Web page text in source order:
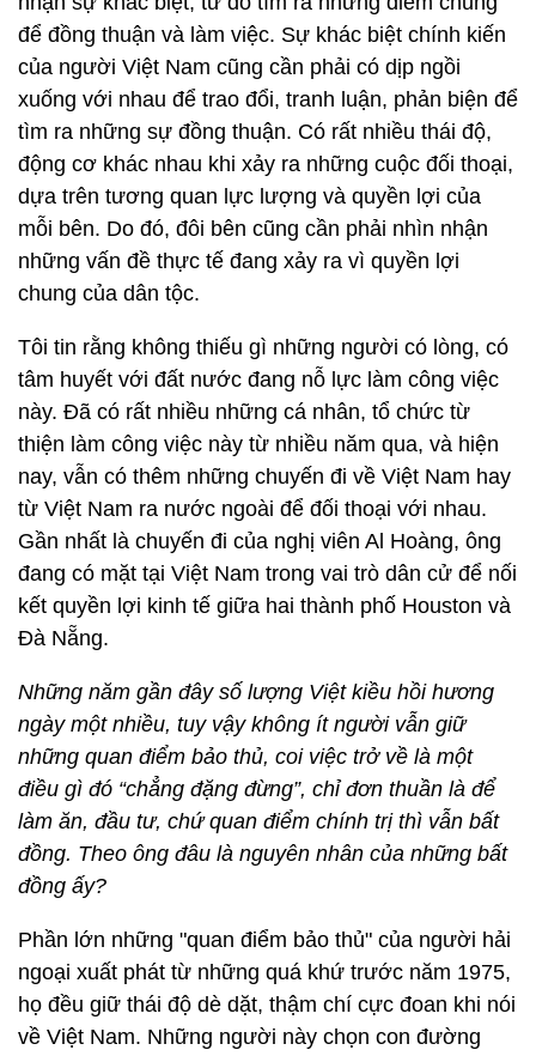
để đồng thuận và làm việc. Sự khác biệt chính kiến
của người Việt Nam cũng cần phải có dịp ngồi
xuống với nhau để trao đổi, tranh luận, phản biện để
tìm ra những sự đồng thuận. Có rất nhiều thái độ,
động cơ khác nhau khi xảy ra những cuộc đối thoại,
dựa trên tương quan lực lượng và quyền lợi của
mỗi bên. Do đó, đôi bên cũng cần phải nhìn nhận
những vấn đề thực tế đang xảy ra vì quyền lợi
chung của dân tộc.
Tôi tin rằng không thiếu gì những người có lòng, có
tâm huyết với đất nước đang nỗ lực làm công việc
này. Đã có rất nhiều những cá nhân, tổ chức từ
thiện làm công việc này từ nhiều năm qua, và hiện
nay, vẫn có thêm những chuyến đi về Việt Nam hay
từ Việt Nam ra nước ngoài để đối thoại với nhau.
Gần nhất là chuyến đi của nghị viên Al Hoàng, ông
đang có mặt tại Việt Nam trong vai trò dân cử để nối
kết quyền lợi kinh tế giữa hai thành phố Houston và
Đà Nẵng.
Những năm gần đây số lượng Việt kiều hồi hương
ngày một nhiều, tuy vậy không ít người vẫn giữ
những quan điểm bảo thủ, coi việc trở về là một
điều gì đó “chẳng đặng đừng”, chỉ đơn thuần là để
làm ăn, đầu tư, chứ quan điểm chính trị thì vẫn bất
đồng. Theo ông đâu là nguyên nhân của những bất
đồng ấy?
Phần lớn những "quan điểm bảo thủ" của người hải
ngoại xuất phát từ những quá khứ trước năm 1975,
họ đều giữ thái độ dè dặt, thậm chí cực đoan khi nói
về Việt Nam. Những người này chọn con đường